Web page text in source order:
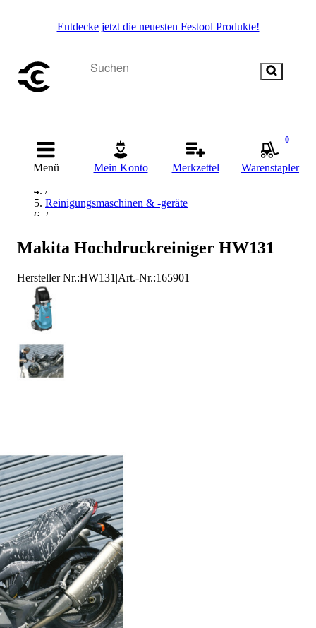
Entdecke jetzt die neuesten Festool Produkte!
Menü Mein Konto Merkzettel
0
Warenstapler
Startseite
/
/
Reinigungsmaschinen & -geräte
/
/
Makita Hochdruckreiniger
Makita Hochdruckreiniger HW131
Hersteller Nr.:HW131 |Art.-Nr.:165901